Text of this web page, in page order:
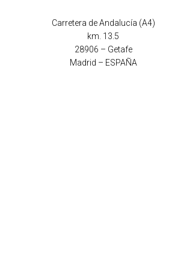
Carretera de Andalucía (A4)
km. 13.5
28906 – Getafe
Madrid – ESPAÑA